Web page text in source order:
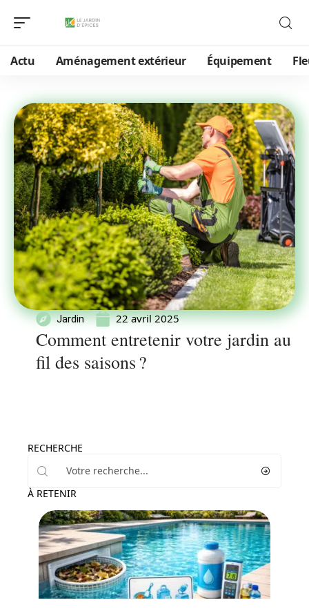
Actu Aménagement extérieur Équipement
Jardin 22 avril 2025
Comment entretenir votre jardin au
fil des saisons ?
RECHERCHE
À RETENIR
Équipement